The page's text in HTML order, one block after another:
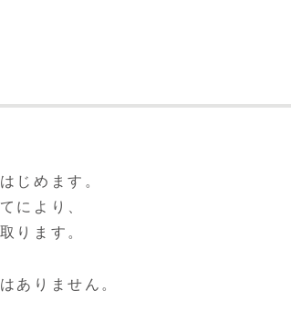
じめます。
により、
ります。
ありません。